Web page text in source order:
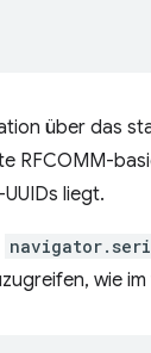
über das
RFCOMM-
liegt.
wie